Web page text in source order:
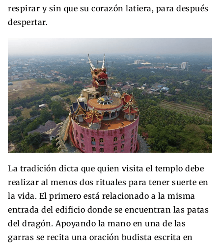
respirar y sin que su corazón latiera, para después
despertar.
La tradición dicta que quien visita el templo debe
realizar al menos dos rituales para tener suerte en
la vida. El primero está relacionado a la misma
entrada del edificio donde se encuentran las patas
del dragón. Apoyando la mano en una de las
garras se recita una oración budista escrita en